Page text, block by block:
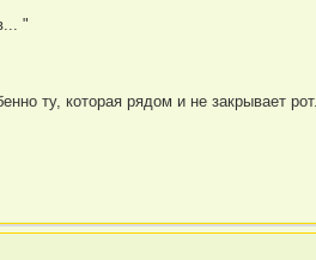
"
ту, которая рядом и не закрывает рот.